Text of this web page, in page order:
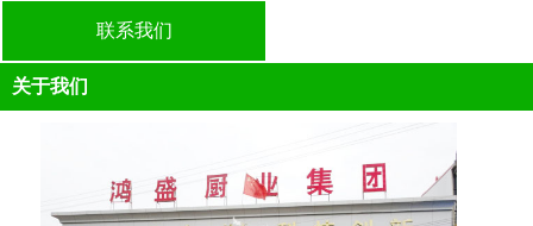
联系我们
关于我们